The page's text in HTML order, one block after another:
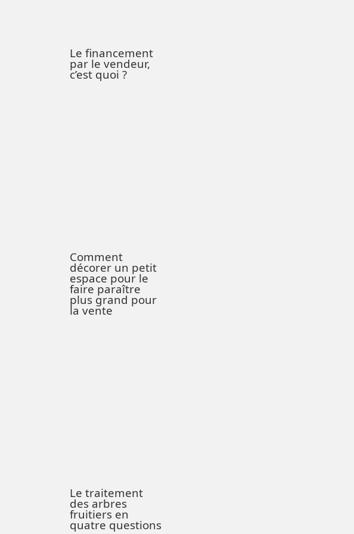
Le financement
par le vendeur,
c’est quoi ?
Comment
décorer un petit
espace pour le
faire paraître
plus grand pour
la vente
Le traitement
des arbres
fruitiers en
quatre questions